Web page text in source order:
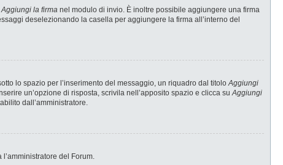
Aggiungi la firma nel modulo di invio. È inoltre possibile aggiungere una firma
deselezionando la casella per aggiungere la firma all’interno del
lo spazio per l’inserimento del messaggio, un riquadro dal titoloAggiungi
un’opzione di risposta, scrivila nell’apposito spazio e clicca suAggiungi
dall’amministratore.
del Forum.